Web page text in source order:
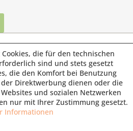
Christof Paul e.K. | Westring 2 |
Recklinghausen
Mail: info@pauls-muehle.de
die für den technischen
sind und stets gesetzt
die den Komfort bei Benutzung
Direktwerbung dienen oder die
und sozialen Netzwerken
nur mit Ihrer Zustimmung gesetzt.
Informationen